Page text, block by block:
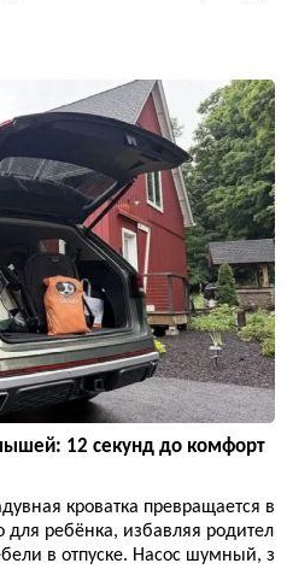
12 секунд до комфорт
кроватка превращается в
для ребёнка, избавляя родител
в отпуске. Насос шумный, з